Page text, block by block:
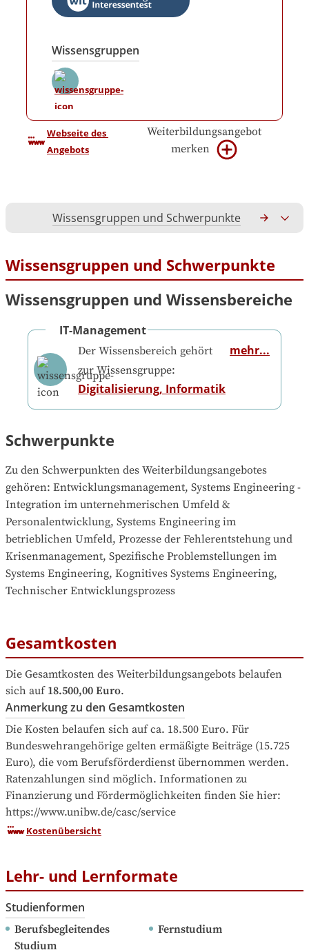
Wissensgruppen
Webseite des
Angebots
Weiterbildungsangebot
merken
Wissensgruppen und Schwerpunkte
Wissensgruppen und Schwerpunkte
Wissensgruppen und Wissensbereiche
IT-Management
Der Wissensbereich gehört
zur Wissensgruppe:
Digitalisierung, Informatik
mehr...
Schwerpunkte
Zu den Schwerpunkten des Weiterbildungsangebotes
gehören: Entwicklungsmanagement, Systems Engineering -
Integration im unternehmerischen Umfeld &
Personalentwicklung, Systems Engineering im
betrieblichen Umfeld, Prozesse der Fehlerentstehung und
Krisenmanagement, Spezifische Problemstellungen im
Systems Engineering, Kognitives Systems Engineering,
Technischer Entwicklungsprozess
Gesamtkosten
Die Gesamtkosten des Weiterbildungsangebots belaufen
sich auf 18.500,00 Euro.
Anmerkung zu den Gesamtkosten
Die Kosten belaufen sich auf ca. 18.500 Euro. Für
Bundeswehrangehörige gelten ermäßigte Beiträge (15.725
Euro), die vom Berufsförderdienst übernommen werden.
Ratenzahlungen sind möglich. Informationen zu
Finanzierung und Fördermöglichkeiten finden Sie hier:
https://www.unibw.de/casc/service
Kostenübersicht
Lehr- und Lernformate
Studienformen
Berufsbegleitendes
Studium
Fernstudium